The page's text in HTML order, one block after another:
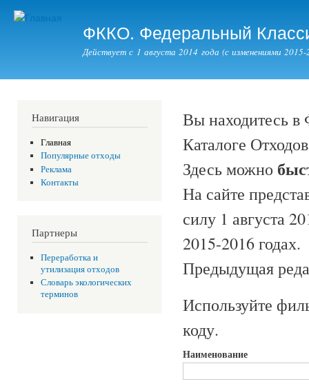
ФККО. Федеральный
Действует с 1 августа 2014 года (с изменениями 2015-
Навигация
Главная
Популярные отходы
Реклама
Контакты
Партнеры
Переработка и
утилизация отходов
Словарь экологических
терминов
Вы находитесь
Каталоге
Здесь можно
На сайте
силу 1 августа
2015-2016 годах.
Предыдущая
Используйте
коду.
Наименование